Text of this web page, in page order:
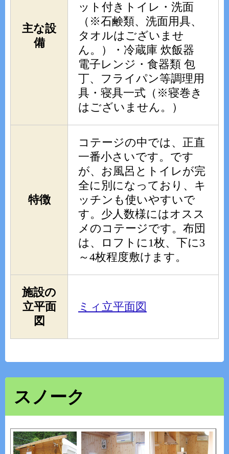
主な設
備
ット付きトイレ・洗面
（※石鹸類、洗面用具、
タオルはございませ
ん。）・冷蔵庫 炊飯器
電子レンジ・食器類 包
丁、フライパン等調理用
具・寝具一式（※寝巻き
はございません。）
特徴
コテージの中では、正直
一番小さいです。です
が、お風呂とトイレが完
全に別になっており、キ
ッチンも使いやすいで
す。少人数様にはオスス
メのコテージです。布団
は、ロフトに1枚、下に3
～4枚程度敷けます。
施設の
立平面
図
ミィ立平面図
スノーク